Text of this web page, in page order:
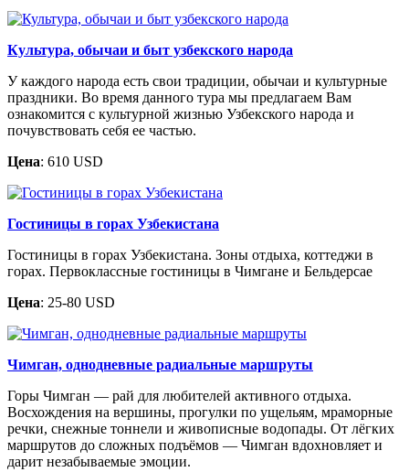
Культура, обычаи и быт узбекского народа
У каждого народа есть свои традиции, обычаи и культурные
праздники. Во время данного тура мы предлагаем Вам
ознакомится с культурной жизнью Узбекского народа и
почувствовать себя ее частью.
Цена: 610 USD
Гостиницы в горах Узбекистана
Гостиницы в горах Узбекистана. Зоны отдыха, коттеджи в
горах. Первоклассные гостиницы в Чимгане и Бельдерсае
Цена: 25-80 USD
Чимган, однодневные радиальные маршруты
Горы Чимган — рай для любителей активного отдыха.
Восхождения на вершины, прогулки по ущельям, мраморные
речки, снежные тоннели и живописные водопады. От лёгких
маршрутов до сложных подъёмов — Чимган вдохновляет и
дарит незабываемые эмоции.